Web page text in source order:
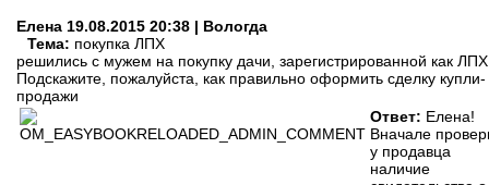
Елена 19.08.2015 20:38 | Вологда
Тема: покупка ЛПХ
решились с мужем на покупку дачи, зарегистрированной как
Подскажите, пожалуйста, как правильно оформить сделку купли-
продажи
Ответ: Елена!
Вначале
у продавца
наличие